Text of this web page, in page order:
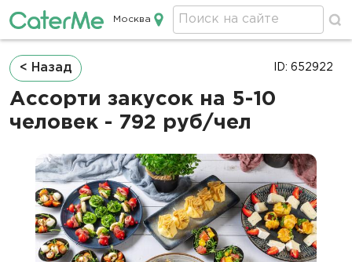
Кейтеринг в Москве
Москва
Строка
навигации
< Назад
Ассорти закусок на 5-10
человек - 792 руб/чел
ID: 652922